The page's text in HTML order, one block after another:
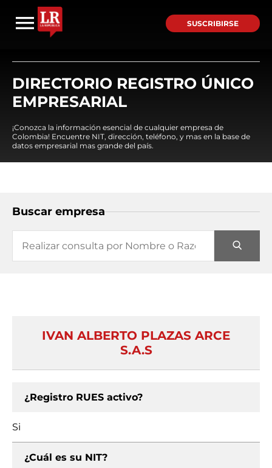
SUSCRIBIRSE
DIRECTORIO REGISTRO ÚNICO
EMPRESARIAL
¡Conozca la información esencial de cualquier empresa de
Colombia! Encuentre NIT, dirección, teléfono, y mas en la base de
datos empresarial mas grande del país.
Buscar empresa
IVAN ALBERTO PLAZAS ARCE
S.A.S
¿Registro RUES activo?
Si
¿Cuál es su NIT?